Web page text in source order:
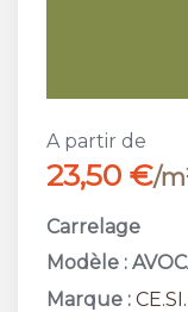
A partir de
23,50 €/
Carrelage
Modèle :
Marque : CE.SI.